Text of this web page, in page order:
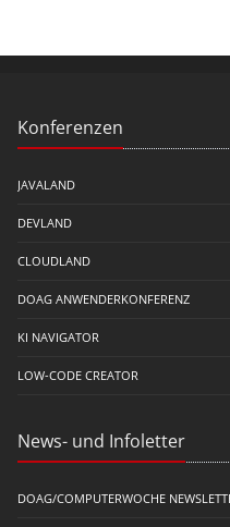
Konferenzen
JAVALAND
DEVLAND
CLOUDLAND
DOAG ANWENDERKONFERENZ
KI NAVIGATOR
LOW-CODE CREATOR
News- und Infoletter
DOAG/COMPUTERWOCHE